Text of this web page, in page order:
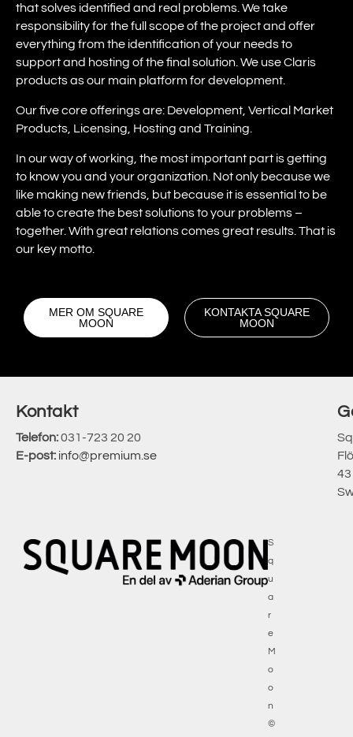
that solves identified and real problems. We take
responsibility for the full scope of the project and offer
everything from the identification of your needs to
support and hosting of the final solution. We use Claris
products as our main platform for development.
Our five core offerings are: Development, Vertical Market
Products, Licensing, Hosting and Training.
In our way of working, the most important part is getting
to know you and your organization. Not only because we
like making new friends, but because it is essential to be
able to create the best solutions to your problems –
together. With great relations comes great results. That is
our key motto.
MER OM SQUARE
MOON
KONTAKTA SQUARE
MOON
Kontakt
Telefon:031-723 20 20
E-post: info@premium.se
S
q
u
a
r
e
M
o
o
n
©